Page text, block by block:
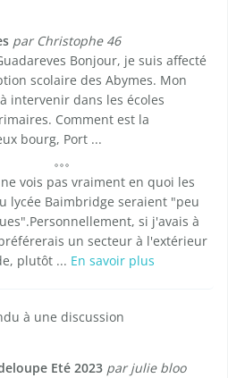
par Christophe 46
Bonjour, je suis affecté
scolaire des Abymes. Mon
intervenir dans les écoles
Comment est la
bourg, Port ...
vois pas vraiment en quoi les
lycée Baimbridge seraient "peu
si j'avais à
un secteur à l'extérieur
plutôt ... En savoir plus
à une discussion
Eté 2023 par julie bloo